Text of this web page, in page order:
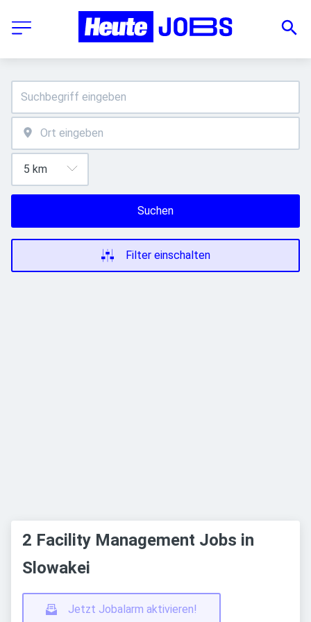
Suchen
Filter einschalten
2 Facility Management Jobs in
Slowakei
Jetzt Jobalarm aktivieren!